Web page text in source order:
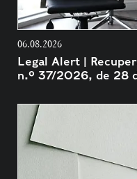
06.08.2026
Legal Alert |
n.º 37/2026, de 28